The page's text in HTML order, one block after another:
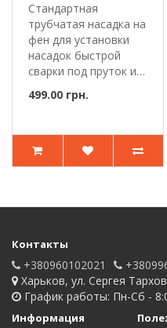
Стандартная
трубчатая насадка на
фен для установки
насадок быстрой
сварки под пруток и
499.00 грн.
Контакты
+380960102021
Харьков, ул. Сергея
График работы: Пн-Сб -
Информация